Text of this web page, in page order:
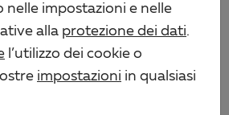
nelle impostazioni e nelle
alla protezione dei dati.
l’utilizzo dei cookie o
impostazioni in qualsiasi